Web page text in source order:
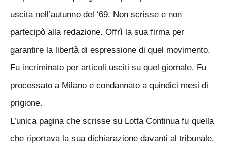
uscita nell’autunno del ‘69. Non scrisse e non
partecipò alla redazione. Offrì la sua firma per
garantire la libertà di espressione di quel movimento.
Fu incriminato per articoli usciti su quel giornale. Fu
processato a Milano e condannato a quindici mesi di
prigione.
L’unica pagina che scrisse su Lotta Continua fu quella
che riportava la sua dichiarazione davanti al tribunale.